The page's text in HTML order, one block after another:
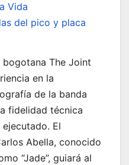
Vida
del pico y placa
The Joint
en la
de la banda
fidelidad técnica
El
Abella, conocido
“Jade”, guiará al